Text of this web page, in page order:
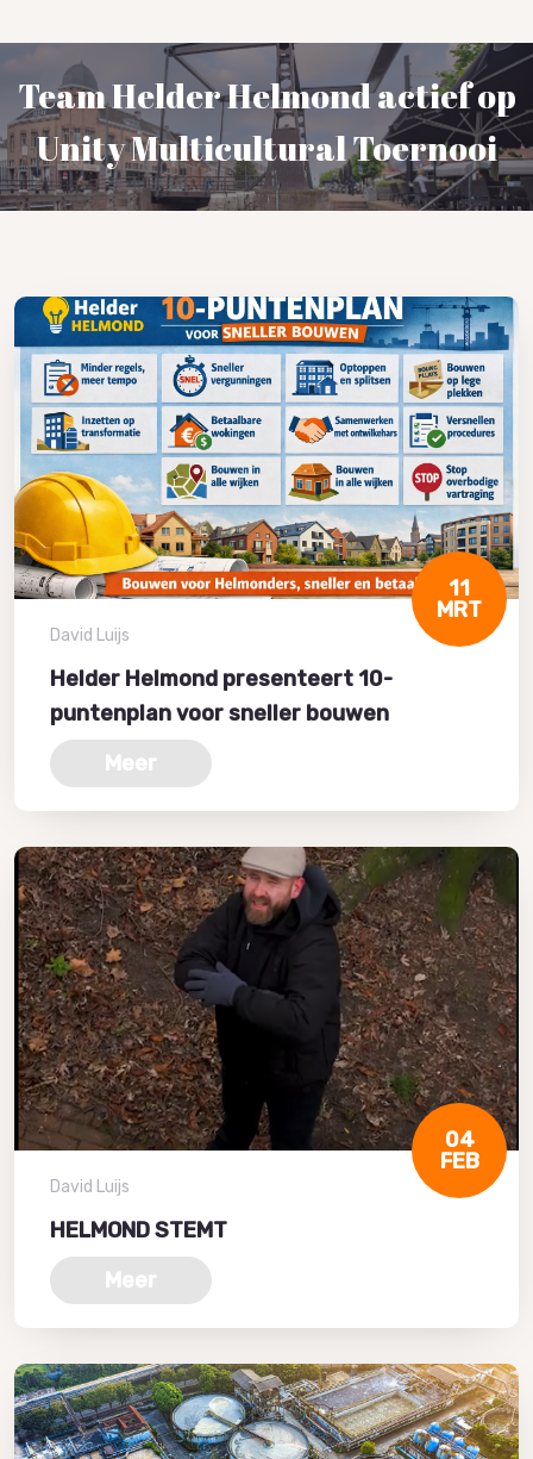
Team Helder Helmond actief op
Unity Multicultural Toernooi
11
MRT
David Luijs
Helder Helmond presenteert 10-
puntenplan voor sneller bouwen
Meer
04
FEB
David Luijs
HELMOND STEMT
Meer